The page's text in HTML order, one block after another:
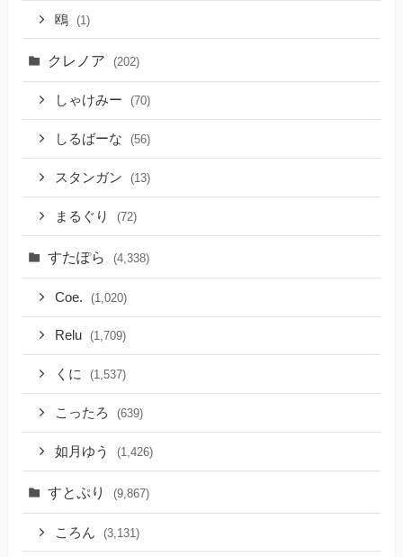
鴎 (1)
クレノア (202)
しゃけみー (70)
しるばーな (56)
スタンガン (13)
まるぐり (72)
すたぽら (4,338)
Coe. (1,020)
Relu (1,709)
くに (1,537)
こったろ (639)
如月ゆう (1,426)
すとぷり (9,867)
ころん (3,131)